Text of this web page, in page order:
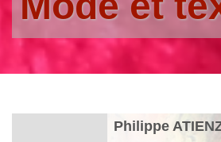
Philippe